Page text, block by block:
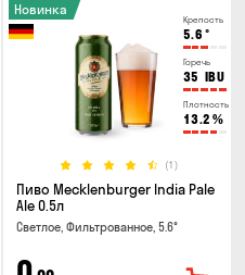
Крепость
5.6 °
Горечь
35 IBU
Плотность
13.2 %
(1)
Новинка
Пиво Mecklenburger India Pale
Ale 0.5л
Светлое, Фильтрованное, 5.6°